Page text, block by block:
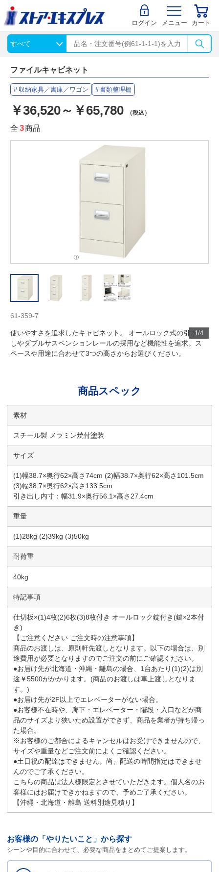
ログイン メニュー カート
ファイルキャビネット
収納家具／書庫／ワゴン 書類整理棚
￥36,520～￥65,780 （税込）
全 3商品
1/4
61-359-7
使いやすさを追求したキャビネット。 オールロック式の引き出
しやダブルサスペンションレールの採用など機能性を追求。ス
ペースや用途に合わせて3つの高さからお選びください。
商品スペック
素材
スチール製 メラミン焼付塗装
サイズ
(1)幅38.7×奥行62×高さ74cm (2)幅38.7×奥行62×高さ101.5cm
(3)幅38.7×奥行62×高さ133.5cm
引き出し内寸：幅31.9×奥行56.1×高さ27.4cm
重量
(1)28kg (2)39kg (3)50kg
耐荷重
40kg
特記事項
仕切板×(1)4枚(2)6枚(3)8枚付き オールロック錠付き(鍵×2本付
き)
【ご注意ください ご注文時の注意事項】
商品のお渡しは、原則軒先渡しとなります。以下の場合は、別
途費用が必要となりますのでご注文の前にご確認ください。
●お届け先が北海道・沖縄・離島の場合、1台あたり(1)(2)は別
途￥5500がかかります。(商品のお渡しは車上渡しとなりま
す。)
●お届け先が2F以上でエレベーターがない場合。
●お客様不在時や、廊下・エレベーター・階段・入口などが商
品のサイズより狭いため設置ができず、商品を業者が持ち帰っ
た場合。
※お客様のご都合によるキャンセルはお受けできませんので、
サイズや重量などご注文前によくご確認ください。
●土日祝の配達はできません。尚、配送の時間指定はできませ
んのでご了承ください。
こちらの商品は法人様限定とさせていただきます。個人名のお
客様にはお届けできかねますので、予めご了承ください。
【沖縄・北海道・離島 送料別途見積り】
お客様の「やりたいこと」から探す
シーンや目的に合わせて、必要な商品をまとめてご提案します。